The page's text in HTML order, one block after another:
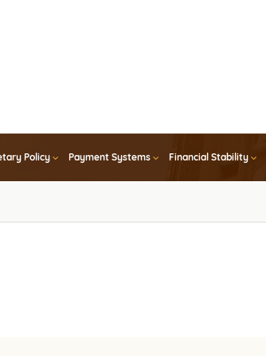
Policy Payment Systems Financial Stability